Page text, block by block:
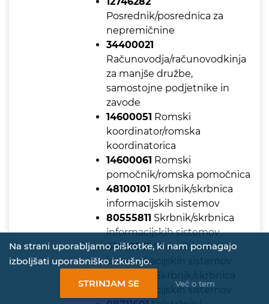
Na strani uporabljamo piškotke, ki nam pomagajo
izboljšati uporabniško izkušnjo.
STRINJAM SE
Več o tem
Posrednik/posrednica za
nepremičnine
34400021
Računovodja/računovodkinja
za manjše družbe,
samostojne podjetnike in
zavode
14600051 Romski
koordinator/romska
koordinatorica
14600061 Romski
pomočnik/romska pomočnica
48100101 Skrbnik/skrbnica
informacijskih sistemov
80555811 Skrbnik/skrbnica
informacijskih sistemov
41462051Skrbnik/skrbnica
komunikacijskih sistemov
Skrbnik/skrbnica
komunikacijskih sistemov